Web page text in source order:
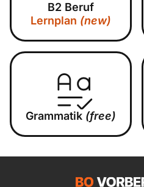
B2 Beruf
Lernplan (new)
Grammatik (free)